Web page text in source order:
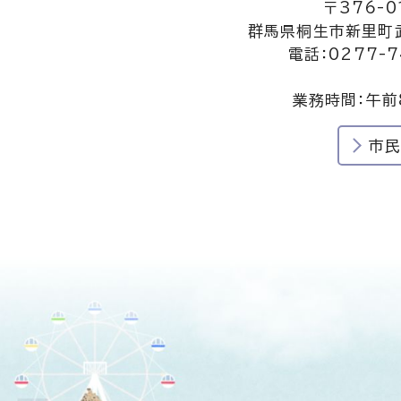
〒376-
群馬県桐生市新里
電話：0277-
業務時間：午
市